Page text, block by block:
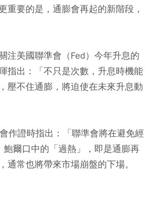
要的是，通膨會再起的新階段，
注美國聯準會（Fed）今年升息的
指出：「不只是次數，升息時機能
壓不住通膨，將迫使在未來升息動
作證時指出：「聯準會將在避免經
爾口中的「過熱」，即是通膨再
常也將帶來市場崩盤的下場。